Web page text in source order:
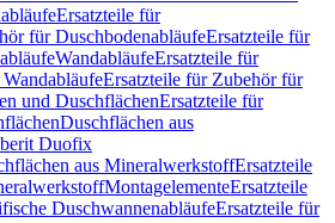
Ersatzteile für
für DuschbodenabläufeErsatzteile für
WandabläufeErsatzteile für
Ersatzteile für Zubehör für
und DuschflächenErsatzteile für
Duschflächen aus
Duofix
aus MineralwerkstoffErsatzteile
MontagelementeErsatzteile
DuschwannenabläufeErsatzteile für